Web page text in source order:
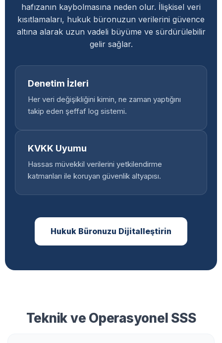
hafızanın kaybolmasına neden olur. İlişkisel veri
kısıtlamaları, hukuk büronuzun verilerini güvence
altına alarak uzun vadeli büyüme ve sürdürülebilir
gelir sağlar.
Denetim İzleri
Her veri değişikliğini kimin, ne zaman yaptığını
takip eden şeffaf log sistemi.
KVKK Uyumu
Hassas müvekkil verilerini yetkilendirme
katmanları ile koruyan güvenlik altyapısı.
Hukuk Büronuzu Dijitalleştirin
Teknik ve Operasyonel SSS